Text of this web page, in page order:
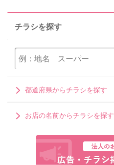
チラシを探す
都道府県からチラシを探す
お店の名前からチラシを探す